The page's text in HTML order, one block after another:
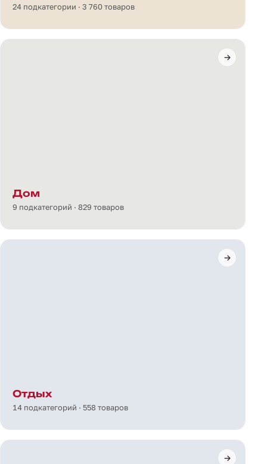
24 подкатегории · 3 760 товаров
Дом
9 подкатегорий · 829 товаров
Отдых
14 подкатегорий · 558 товаров